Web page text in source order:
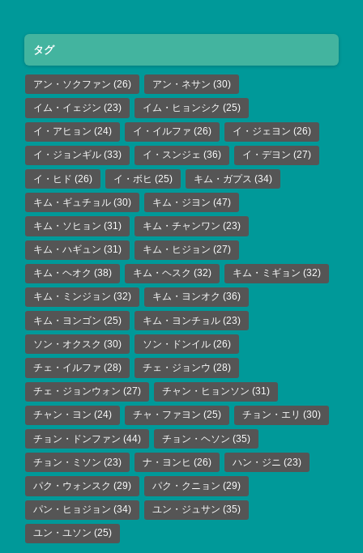
タグ
アン・ソクファン (26) アン・ネサン (30)
イム・イェジン (23) イム・ヒョンシク (25)
イ・アヒョン (24) イ・イルファ (26) イ・ジェヨン (26)
イ・ジョンギル (33) イ・スンジェ (36) イ・デヨン (27)
イ・ヒド (26) イ・ボヒ (25) キム・ガプス (34)
キム・ギュチョル (30) キム・ジヨン (47)
キム・ソヒョン (31) キム・チャンワン (23)
キム・ハギュン (31) キム・ヒジョン (27)
キム・ヘオク (38) キム・ヘスク (32) キム・ミギョン (32)
キム・ミンジョン (32) キム・ヨンオク (36)
キム・ヨンゴン (25) キム・ヨンチョル (23)
ソン・オクスク (30) ソン・ドンイル (26)
チェ・イルファ (28) チェ・ジョンウ (28)
チェ・ジョンウォン (27) チャン・ヒョンソン (31)
チャン・ヨン (24) チャ・ファヨン (25) チョン・エリ (30)
チョン・ドンファン (44) チョン・ヘソン (35)
チョン・ミソン (23) ナ・ヨンヒ (26) ハン・ジニ (23)
パク・ウォンスク (29) パク・クニョン (29)
パン・ヒョジョン (34) ユン・ジュサン (35)
ユン・ユソン (25)